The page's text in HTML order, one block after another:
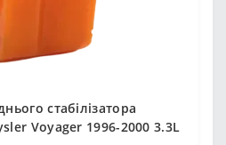
стабілізатора
Voyager 1996-2000 3.3L